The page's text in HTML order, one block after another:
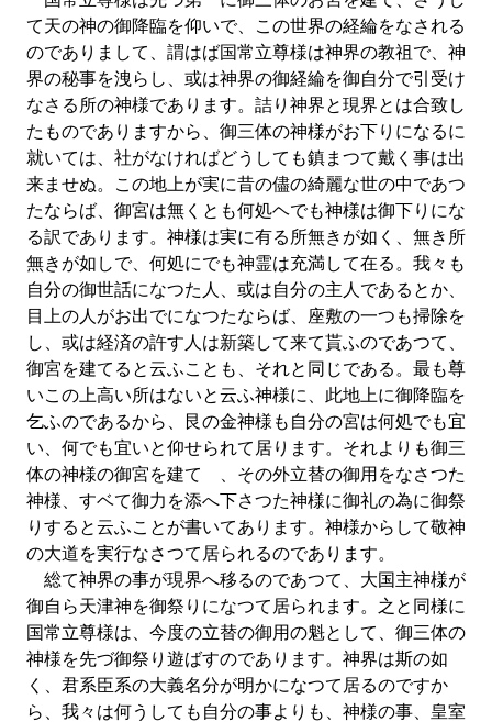
て天の神の御降臨を仰いで、この世界の経綸をなされる
のでありまして、謂はば国常立尊様は神界の教祖で、神
界の秘事を洩らし、或は神界の御経綸を御自分で引受け
なさる所の神様であります。詰り神界と現界とは合致し
たものでありますから、御三体の神様がお下りになるに
就いては、社がなければどうしても鎮まつて戴く事は出
来ませぬ。この地上が実に昔の儘の綺麗な世の中であつ
たならば、御宮は無くとも何処ヘでも神様は御下りにな
る訳であります。神様は実に有る所無きが如く、無き所
無きが如しで、何処にでも神霊は充満して在る。我々も
自分の御世話になつた人、或は自分の主人であるとか、
目上の人がお出でになつたならば、座敷の一つも掃除を
し、或は経済の許す人は新築して来て貰ふのであつて、
御宮を建てると云ふことも、それと同じである。最も尊
いこの上高い所はないと云ふ神様に、此地上に御降臨を
乞ふのであるから、艮の金神様も自分の宮は何処でも宜
い、何でも宜いと仰せられて居ります。それよりも御三
体の神様の御宮を建てゝ、その外立替の御用をなさつた
神様、すベて御力を添へ下さつた神様に御礼の為に御祭
りすると云ふことが書いてあります。神様からして敬神
の大道を実行なさつて居られるのであります。
総て神界の事が現界へ移るのであつて、大国主神様が
御自ら天津神を御祭りになつて居られます。之と同様に
国常立尊様は、今度の立替の御用の魁として、御三体の
神様を先づ御祭り遊ばすのであります。神界は斯の如
く、君系臣系の大義名分が明かになつて居るのですか
ら、我々は何うしても自分の事よりも、神様の事、皇室